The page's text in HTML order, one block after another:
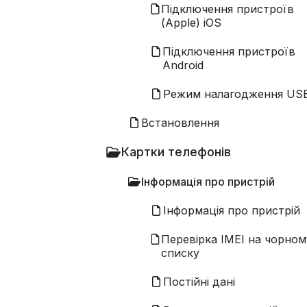
Підключення пристроїв
(Apple) iOS
Підключення пристроїв
Android
Режим налагодження
Встановлення
Картки телефонів
Інформація про пристрій
Інформація про пристрій
Перевірка IMEI на
списку
Постійні дані